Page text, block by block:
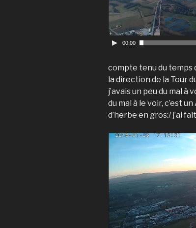
y
r
00:00
compte tenu du temps
la direction de la Tour
j’avais un peu du mal à
du mal à le voir, c’est
d’herbe en gros:/ j’ai
V
e
o
l